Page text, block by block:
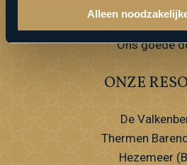
Alleen
Contact
Ons goede
ONZE
De
Thermen
Hezemeer